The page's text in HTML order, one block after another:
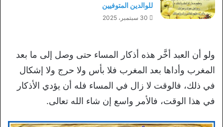
للوالدين المتوفيين
30 سبتمبر، 2025
ولو أن العبد أخَّر هذه أذكار المساء حتى وصل إلى ما بعد
المغرب وأداها بعد المغرب فلا بأس ولا حرج ولا إشكال
في ذلك، فالوقت لا زال في المساء فله أن يؤدي الأذكار
في هذا الوقت، فالأمر واسع إن شاء الله تعالى.